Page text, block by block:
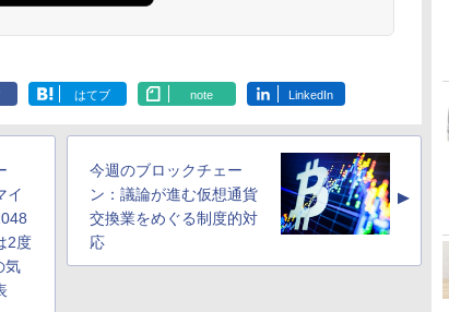
はてブ note LinkedIn
イ
2度
気
今週のブロックチェー
ン：議論が進む仮想通貨
交換業をめぐる制度的対
応
▲